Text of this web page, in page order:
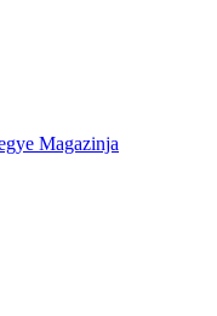
Magazinja